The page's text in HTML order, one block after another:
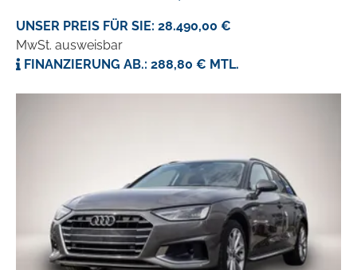
UNSER PREIS FÜR SIE: 28.490,00 €
MwSt. ausweisbar
FINANZIERUNG AB.: 288,80 € MTL.